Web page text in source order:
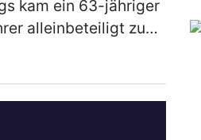
kam ein 63-jähriger
alleinbeteiligt zu